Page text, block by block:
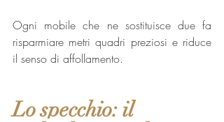
Ogni mobile che ne sostituisce due fa
risparmiare metri quadri preziosi e riduce
il senso di affollamento.
Lo specchio: il